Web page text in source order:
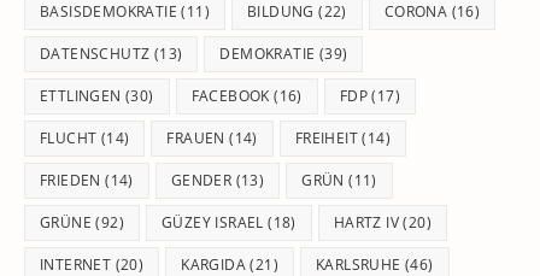
BASISDEMOKRATIE (11) BILDUNG (22) CORONA (16)
DATENSCHUTZ (13) DEMOKRATIE (39)
ETTLINGEN (30) FACEBOOK (16) FDP(17)
FLUCHT (14) FRAUEN (14) FREIHEIT(14)
FRIEDEN (14) GENDER (13) GRÜN (11)
GRÜNE (92) GÜZEY ISRAEL (18) HARTZ IV(20)
INTERNET (20) KARGIDA(21) KARLSRUHE (46)